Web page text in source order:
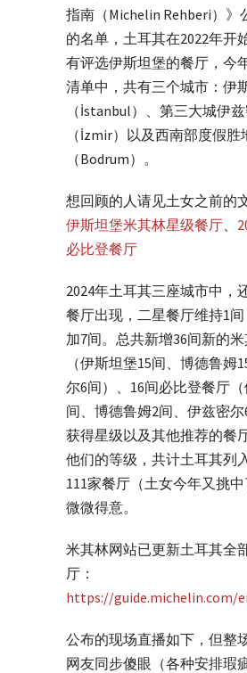
指南（Michelin Rehberi）》
的名单，土耳其在2022年开
有评选伊斯坦堡的餐厅，今
清单中，共有三个城市：伊
（İstanbul）、第三大城伊
（İzmir）以及西南部度假
（Bodrum）。
想回顾的人请见土女之前的
伊斯坦堡米其林星级餐厅、
必比登餐厅
2024年土耳其三座城市中，
餐厅出现，二星餐厅维持1
加7间。总共新增36间新的
（伊斯坦堡15间、博德鲁姆
尔6间）、16间必比登餐厅
间、博德鲁姆2间、伊兹密
获得星级以及其他推荐的餐
他们的等级，共计土耳其列
111家餐厅（土女今年又挑
微微得意。
米其林网站已更新土耳其全
厅：
https://guide.michelin.com/
公布的现场直播如下，但整
网友同步傻眼（各种安排瑕